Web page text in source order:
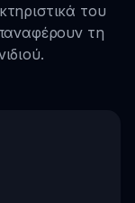
του
τη